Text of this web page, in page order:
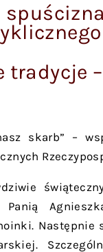
tradycje
skarb” –
Następnie